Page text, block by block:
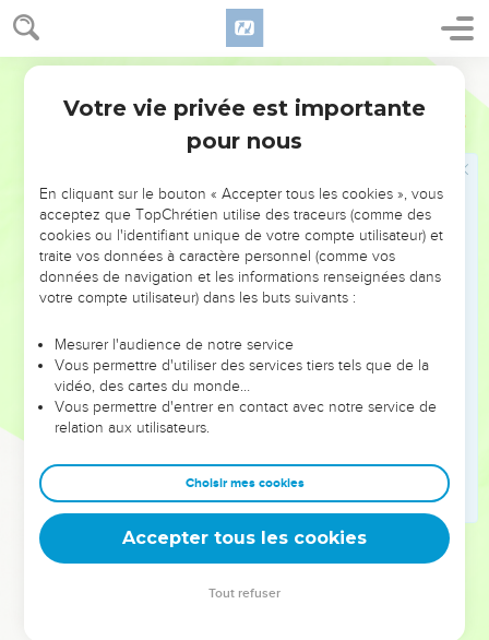
Apocalypse 2
sacrifiées aux idoles.
21 Et je lui ai donné du temps, afin qu'elle se repentit de sa
Voici, je vais la réduire au lit, et [mettre] dans une grande
affliction ceux qui commettent adultère avec elle, s'ils ne se
Et je ferai mourir de mort ses enfants ; et toutes les Eglises
connaîtront que je suis celui qui sonde les reins et les
cœurs ; et je rendrai à chacun de vous selon ses œuvres.
Mais je vous dis à vous et aux autres qui sont à Thyatire, à
connu les profondeurs de satan, comme ils parlent, que je ne
mettrai point sur vous d'autre charge.
Mais retenez ce que vous avez, jusqu'à ce que je vienne.
Car à celui qui aura vaincu, et qui aura gardé mes œuvres
jusqu'à la fin, je lui donnerai puissance sur les nations :
Et il les gouvernera avec une verge de fer, et elles seront
brisées comme les vaisseaux d'un potier, selon que je l'ai
aussi reçu de mon Père.
Votre vie privée est importante
pour nous
En cliquant sur le bouton « Accepter tous les cookies », vous
acceptez que TopChrétien utilise des traceurs (comme des
cookies ou l'identifiant unique de votre compte utilisateur) et
traite vos données à caractère personnel (comme vos
données de navigation et les informations renseignées dans
votre compte utilisateur) dans les buts suivants :
Mesurer l'audience de notre service
Vous permettre d'utiliser des services tiers tels que de la
vidéo, des cartes du monde…
Vous permettre d'entrer en contact avec notre service de
relation aux utilisateurs.
Choisir mes cookies
Accepter tous les cookies
Tout refuser